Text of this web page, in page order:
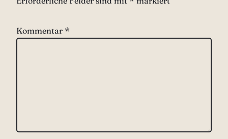
Kommentar *